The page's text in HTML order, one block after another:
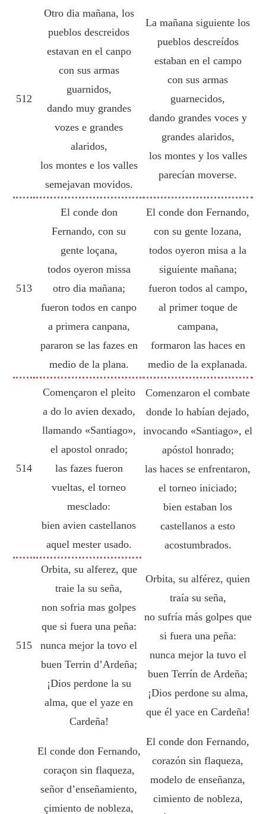
512
Otro dia mañana, los
pueblos descreidos
estavan en el canpo
con sus armas
guarnidos,
dando muy grandes
vozes e grandes
alaridos,
los montes e los valles
semejavan movidos.
La mañana siguiente los
pueblos descreídos
estaban en el campo
con sus armas
guarnecidos,
dando grandes voces y
grandes alaridos,
los montes y los valles
parecían moverse.
513
El conde don
Fernando, con su
gente loçana,
todos oyeron missa
otro dia mañana;
fueron todos en canpo
a primera canpana,
pararon se las fazes en
medio de la plana.
El conde don Fernando,
con su gente lozana,
todos oyeron misa a la
siguiente mañana;
fueron todos al campo,
al primer toque de
campana,
formaron las haces en
medio de la explanada.
514
Començaron el pleito
a do lo avien dexado,
llamando «Santiago»,
el apostol onrado;
las fazes fueron
vueltas, el torneo
mesclado:
bien avien castellanos
aquel mester usado.
Comenzaron el combate
donde lo habían dejado,
invocando «Santiago», el
apóstol honrado;
las haces se enfrentaron,
el torneo iniciado;
bien estaban los
castellanos a esto
acostumbrados.
515
Orbita, su alferez, que
traie la su seña,
non sofria mas golpes
que si fuera una peña:
nunca mejor la tovo el
buen Terrin d’Ardeña;
¡Dios perdone la su
alma, que el yaze en
Cardeña!
Orbita, su alférez, quien
traía su seña,
no sufría más golpes que
si fuera una peña:
nunca mejor la tuvo el
buen Terrín de Ardeña;
¡Dios perdone su alma,
que él yace en Cardeña!
El conde don Fernando,
coraçon sin flaqueza,
señor d’enseñamiento,
çimiento de nobleza,
El conde don Fernando,
corazón sin flaqueza,
modelo de enseñanza,
cimiento de nobleza,